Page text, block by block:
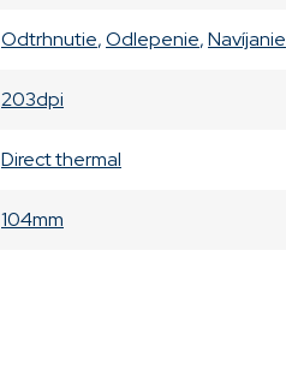
Odtrhnutie,Odlepenie,Navíjanie
203dpi
Direct thermal
104mm